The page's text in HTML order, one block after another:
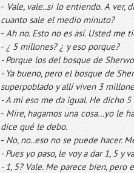
- Vale, vale..si lo entiendo. A ver,
cuanto sale el medio minuto?
- Ahno. Esto no es así. Usted me
- ¿ 5 millones? ¿ y eso porque?
- Porque los del bosque de
- Ya bueno, pero el bosque de
superpobladoy allí viven 3
- A mi eso me da igual. He dicho
- Mire, hagamos una cosa…yo le
dice qué le debo.
- No, no..eso no se puede hacer.
- Pues yo paso, le voy a dar 1, 5 y
- 1, 5? Vale. Me parece bien, pero